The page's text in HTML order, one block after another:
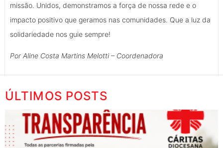
missão. Unidos, demonstramos a força de nossa rede e o
impacto positivo que geramos nas comunidades. Que a luz da
solidariedade nos guie sempre!
Por Aline Costa Martins Melotti – Coordenadora
ÚLTIMOS POSTS